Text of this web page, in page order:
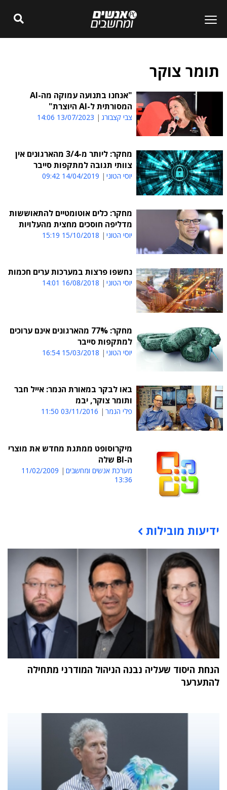
תומר צוקר
"אנחנו בתנועה עמוקה מה-AI
המסורתית ל-AI היוצרת"
צבי קצבורג 13/07/2023 14:06
מחקר: ליותר מ-3/4 מהארגונים אין
צוותי תגובה למתקפות סייבר
יוסי הטוני 14/04/2019 09:42
מחקר: כלים אוטומטיים להתאוששות
מדליפה חוסכים מחצית מהעלויות
יוסי הטוני 15/10/2018 15:19
נחשפו פרצות במערכות ערים חכמות
יוסי הטוני 16/08/2018 14:01
מחקר: 77% מהארגונים אינם ערוכים
למתקפות סייבר
יוסי הטוני 15/03/2018 16:54
באו לבקר במאורת הנמר: אייל חבר
ותומר צוקר, יבמ
פלי הנמר 03/11/2016 11:50
מיקרוסופט ממתגת מחדש את מוצרי
ה-BI שלה
מערכת אנשים ומחשבים
11/02/2009
13:36
תוכן פרסומי
ידיעות מובילות
הנחת היסוד שעליה נבנה הניהול המודרני מתחילה
להתערער